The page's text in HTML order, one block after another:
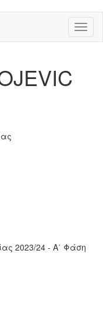
2023/24 - Α΄ Φάση